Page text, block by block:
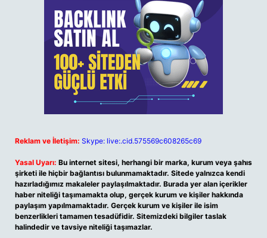
Reklam ve İletişim: Skype: live:.cid.575569c608265c69
Yasal Uyarı: Bu internet sitesi, herhangi bir marka, kurum veya şahıs
şirketi ile hiçbir bağlantısı bulunmamaktadır. Sitede yalnızca kendi
hazırladığımız makaleler paylaşılmaktadır. Burada yer alan içerikler
haber niteliği taşımamakta olup, gerçek kurum ve kişiler hakkında
paylaşım yapılmamaktadır. Gerçek kurum ve kişiler ile isim
benzerlikleri tamamen tesadüfidir. Sitemizdeki bilgiler taslak
halindedir ve tavsiye niteliği taşımazlar.